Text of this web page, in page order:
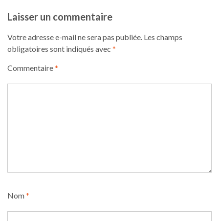
Laisser un commentaire
Votre adresse e-mail ne sera pas publiée. Les champs
obligatoires sont indiqués avec *
Commentaire*
Nom*